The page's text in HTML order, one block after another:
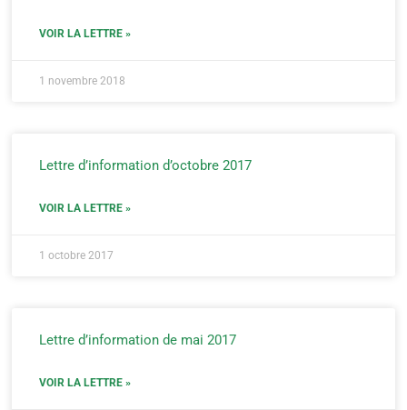
VOIR LA LETTRE »
1 novembre 2018
Lettre d’information d’octobre 2017
VOIR LA LETTRE »
1 octobre 2017
Lettre d’information de mai 2017
VOIR LA LETTRE »